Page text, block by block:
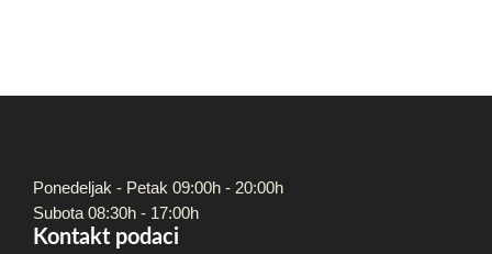
Ponedeljak - Petak 09:00h - 20:00h
Subota 08:30h - 17:00h
Kontakt podaci